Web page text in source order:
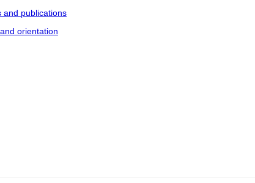
and publications
orientation